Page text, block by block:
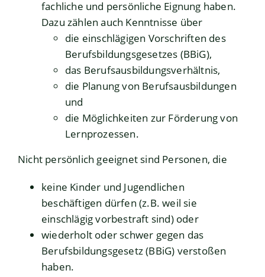
fachliche und persönliche Eignung haben.
Dazu zählen auch Kenntnisse über
die einschlägigen Vorschriften des
Berufsbildungsgesetzes (BBiG),
das Berufsausbildungsverhältnis,
die Planung von Berufsausbildungen
und
die Möglichkeiten zur Förderung von
Lernprozessen.
Nicht persönlich geeignet sind Personen, die
keine Kinder und Jugendlichen
beschäftigen dürfen (z.B. weil sie
einschlägig vorbestraft sind) oder
wiederholt oder schwer gegen das
Berufsbildungsgesetz (BBiG) verstoßen
haben.